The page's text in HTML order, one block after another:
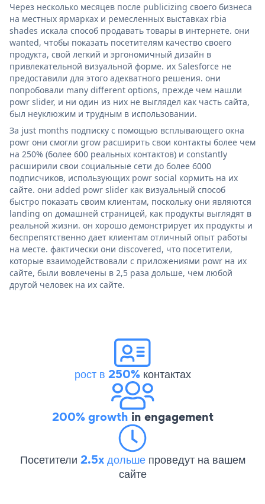
Через несколько месяцев после publicizing своего бизнеса
на местных ярмарках и ремесленных выставках rbia
shades искала способ продавать товары в интернете. они
wanted, чтобы показать посетителям качество своего
продукта, свой легкий и эргономичный дизайн в
привлекательной визуальной форме. их Salesforce не
предоставили для этого адекватного решения. они
попробовали many different options, прежде чем нашли
powr slider, и ни один из них не выглядел как часть сайта,
был неуклюжим и трудным в использовании.
За just months подписку с помощью всплывающего окна
powr они смогли grow расширить свои контакты более чем
на 250% (более 600 реальных контактов) и constantly
расширили свои социальные сети до более 6000
подписчиков, использующих powr social кормить на их
сайте. они added powr slider как визуальный способ
быстро показать своим клиентам, поскольку они являются
landing on домашней страницей, как продукты выглядят в
реальной жизни. он хорошо демонстрирует их продукты и
беспрепятственно дает клиентам отличный опыт работы
на месте. фактически они discovered, что посетители,
которые взаимодействовали с приложениями powr на их
сайте, были вовлечены в 2,5 раза дольше, чем любой
другой человек на их сайте.
рост в 250%контактах
200% growth in engagement
Посетители 2.5x дольше проведут на вашем
сайте